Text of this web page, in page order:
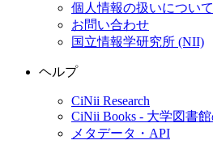
個人情報の扱いについて
お問い合わせ
国立情報学研究所 (NII)
ヘルプ
CiNii Research
CiNii Books - 大学図書
メタデータ・API